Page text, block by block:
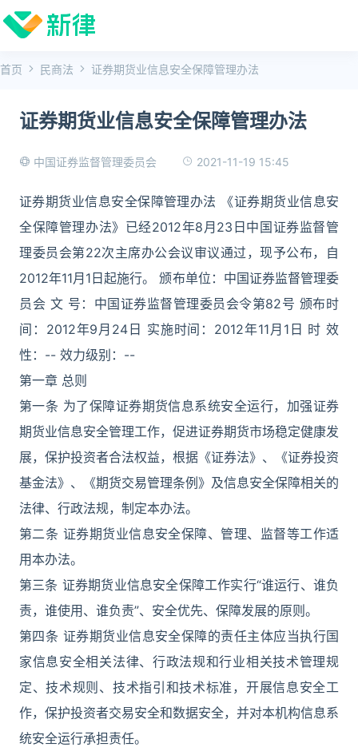
首页 民商法 证券期货业信息安全保障管理办法
证券期货业信息安全保障管理办法
中国证券监督管理委员会 2021-11-19 15:45
证券期货业信息安全保障管理办法 《证券期货业信息安
全保障管理办法》已经2012年8月23日中国证券监督管
理委员会第22次主席办公会议审议通过，现予公布，自
2012年11月1日起施行。 颁布单位：中国证券监督管理委
员会 文 号：中国证券监督管理委员会令第82号 颁布时
间：2012年9月24日 实施时间：2012年11月1日 时 效
性：-- 效力级别：--
第一章 总则
第一条 为了保障证券期货信息系统安全运行，加强证券
期货业信息安全管理工作，促进证券期货市场稳定健康发
展，保护投资者合法权益，根据《证券法》、《证券投资
基金法》、《期货交易管理条例》及信息安全保障相关的
法律、行政法规，制定本办法。
第二条 证券期货业信息安全保障、管理、监督等工作适
用本办法。
第三条 证券期货业信息安全保障工作实行“谁运行、谁负
责，谁使用、谁负责”、安全优先、保障发展的原则。
第四条 证券期货业信息安全保障的责任主体应当执行国
家信息安全相关法律、行政法规和行业相关技术管理规
定、技术规则、技术指引和技术标准，开展信息安全工
作，保护投资者交易安全和数据安全，并对本机构信息系
统安全运行承担责任。